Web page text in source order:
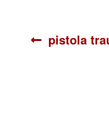
Anterior:
pistola